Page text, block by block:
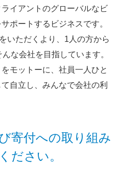
イアントのグローバルなビ
ポートするビジネスです。
いただくより、1人の方から
な会社を目指しています。
モットーに、社員一人ひと
自立し、みんなで会社の利
寄付への取り組み
ださい。